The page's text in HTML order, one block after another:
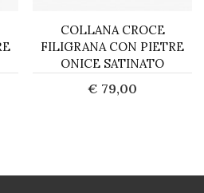
COLLANA CROCE
FILIGRANA CON PIETRE
ONICE SATINATO
€ 79,00